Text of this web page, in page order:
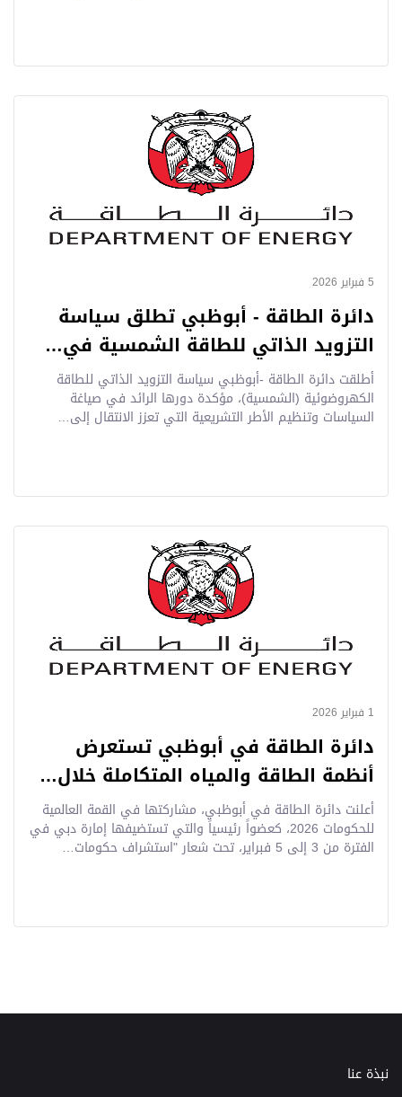
5 فبراير 2026
دائرة الطاقة - أبوظبي تطلق سياسة
التزويد الذاتي للطاقة الشمسية في…
أطلقت دائرة الطاقة -أبوظبي سياسة التزويد الذاتي للطاقة
الكهروضوئية (الشمسية)، مؤكدة دورها الرائد في صياغة
السياسات وتنظيم الأطر التشريعية التي تعزز الانتقال إلى…
1 فبراير 2026
دائرة الطاقة في أبوظبي تستعرض
أنظمة الطاقة والمياه المتكاملة خلال…
أعلنت دائرة الطاقة في أبوظبي، مشاركتها في القمة العالمية
للحكومات 2026، كعضواً رئيسياً والتي تستضيفها إمارة دبي في
الفترة من 3 إلى 5 فبراير، تحت شعار "استشراف حكومات…
نبذة عنا